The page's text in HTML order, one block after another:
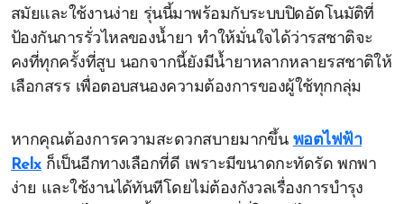
สมัยและใช้งานง่าย รุ่นนี้มาพร้อมกับระบบปิดอัตโนมัติที่
ป้องกันการรั่วไหลของน้ำยา ทำให้มั่นใจได้ว่ารสชาติจะ
คงที่ทุกครั้งที่สูบ นอกจากนี้ยังมีน้ำยาหลากหลายรสชาติให้
เลือกสรร เพื่อตอบสนองความต้องการของผู้ใช้ทุกกลุ่ม
หากคุณต้องการความสะดวกสบายมากขึ้น พอตไฟฟ้า
Relxก็เป็นอีกทางเลือกที่ดี เพราะมีขนาดกะทัดรัด พกพา
ง่าย และใช้งานได้ทันทีโดยไม่ต้องกังวลเรื่องการบำรุง